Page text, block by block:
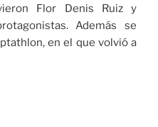
Flor Denis Ruiz y
Además se
en el que volvió a